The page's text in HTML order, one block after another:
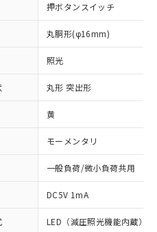
押ボタンスイッチ
丸胴形(φ16mm)
照光
丸形 突出形
黄
モーメンタリ
一般負荷/微小負荷共用
DC5V 1mA
LED（減圧照光機能内蔵）